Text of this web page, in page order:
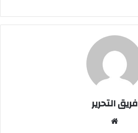
فريق التحرير